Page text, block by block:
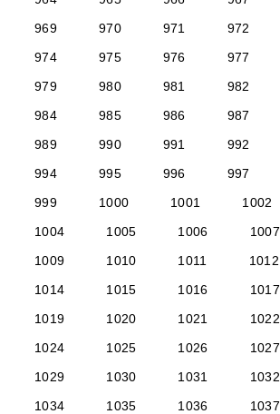
969
970 971 972
974
975 976 977
979
980 981 982
984
985 986 987
989
990 991 992
994
995 996 997
999
1000 1001 1002
1004
1005 1006 1007
1009
1010 1011 1012
1014
1015 1016 1017
1019
1020 1021 1022
1024
1025 1026 1027
1029
1030 1031 1032
1034
1035 1036 1037